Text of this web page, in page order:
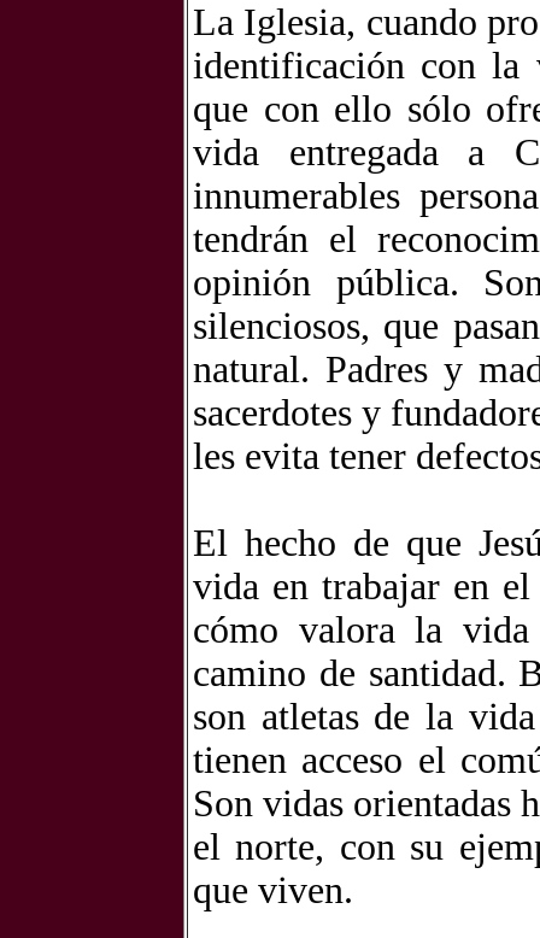
La Iglesia, cuando
identificación con la
que con ello sólo
vida entregada a
innumerables
tendrán el
opinión pública.
silenciosos, que
natural. Padres y
sacerdotes y
les evita tener
El hecho de que
vida en trabajar en
cómo valora la vida
camino de santidad.
son atletas de la
tienen acceso el
Son vidas orientadas
el norte, con su
que viven.